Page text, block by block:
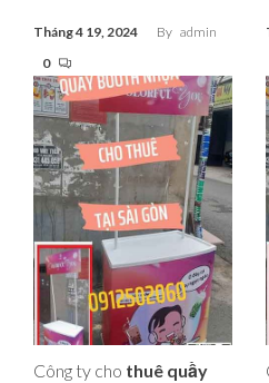
Tháng 4 19, 2024 By admin
0
Công ty cho thuê quầy